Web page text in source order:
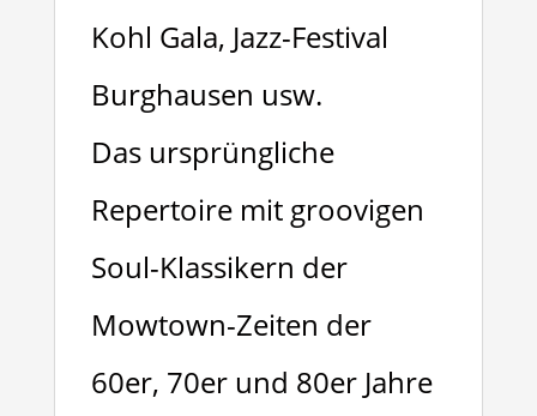
Kohl Gala, Jazz-Festival
Burghausen usw.
Das ursprüngliche
Repertoire mit groovigen
Soul-Klassikern der
Mowtown-Zeiten der
60er, 70er und 80er Jahre